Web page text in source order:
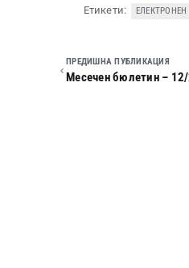
Етикети:
ПРЕДИШНА ПУБЛИКАЦИЯ
Месечен бюлетин –